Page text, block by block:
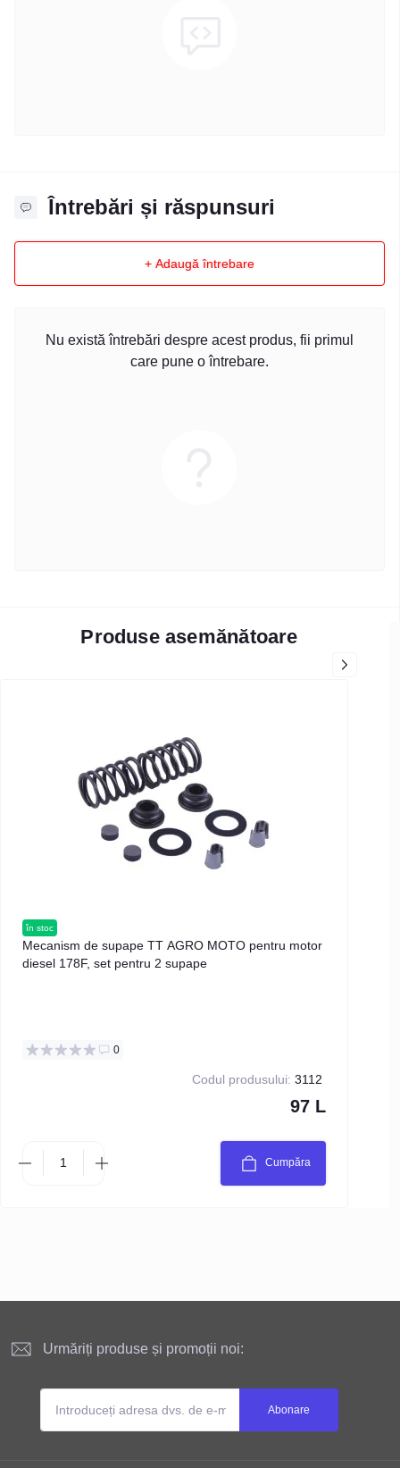
Întrebări și răspunsuri
+ Adaugă întrebare
Nu există întrebări despre acest produs, fii primul
care pune o întrebare.
Produse asemănătoare
în stoc
Mecanism de supape TT AGRO MOTO pentru motor
diesel 178F, set pentru 2 supape
0
Codul produsului: 3112
97 L
Cumpăra
Urmăriți produse și promoții noi:
Abonare